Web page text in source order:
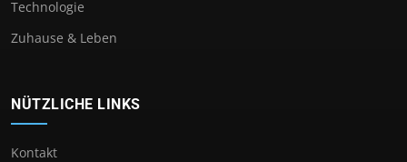
Technologie
Zuhause & Leben
NÜTZLICHE LINKS
Kontakt